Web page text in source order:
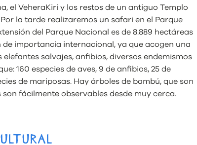
el VeheraKiri y los restos de un antiguo Templo
la tarde realizaremos un safari en el Parque
del Parque Nacional es de 8.889 hectáreas
importancia internacional, ya que acogen una
salvajes, anfibios, diversos endemismos
160 especies de aves, 9 de anfibios, 25 de
de mariposas. Hay árboles de bambú, que son
fácilmente observables desde muy cerca.